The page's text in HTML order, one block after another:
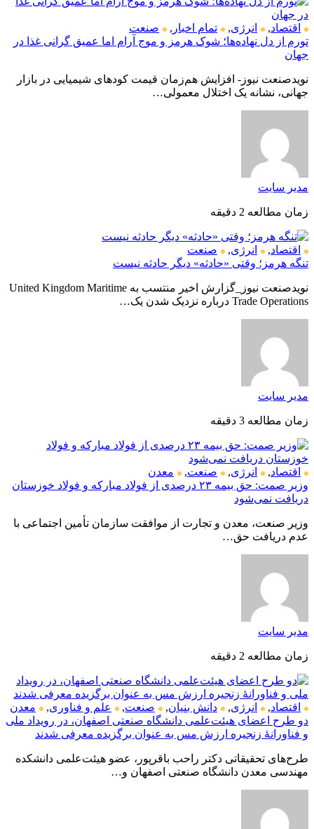
اقتصاد, انرژی, تمام اخبار ,
صنعت
تورم از دل نهاده‌ها؛ شوک هرمز و موج آرام اما عمیق گرانی غذا در
جهان
نویدصنعت نیوز- افزایش هم‌زمان قیمت کودهای شیمیایی در بازار
جهانی، نشانه یک اختلال معمولی…
مدیر سایت
زمان مطالعه 2 دقیقه
اقتصاد, انرژی,
صنعت
تنگه هرمز؛ وقتی «حادثه» دیگر حادثه نیست
نویدصنعت نیوز_گزارش اخیر منتسب به United Kingdom Maritime
Trade Operations درباره نزدیک شدن یک…
مدیر سایت
زمان مطالعه 3 دقیقه
اقتصاد, انرژی, صنعت,
معدن
وزیر صمت: حق بیمه ۲۳ درصدی از فولاد مبارکه و فولاد خوزستان
دریافت نمی‌شود
وزیر صنعت، معدن و تجارت از موافقت سازمان تأمین اجتماعی با
عدم دریافت حق…
مدیر سایت
زمان مطالعه 2 دقیقه
اقتصاد, انرژی, دانش بنیان, صنعت, علم و فناوری,
معدن
دو طرح اعضای هیئت‌علمی دانشگاه صنعتی اصفهان، در رویداد ملی
و فناورانهٔ زنجیره ارزش مس به عنوان برگزیده معرفی شدند
طرح‌های تحقیقاتی دکتر راحب باقرپور، عضو هیئت‌علمی دانشکده
مهندسی معدن دانشگاه صنعتی اصفهان و…